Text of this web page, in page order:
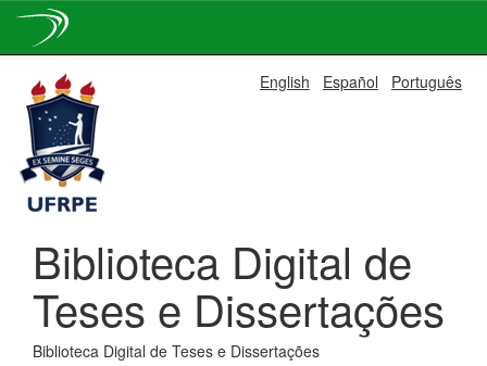
navigation
English Español Português
Biblioteca Digital de
Teses e Dissertações
Biblioteca Digital de Teses e Dissertações